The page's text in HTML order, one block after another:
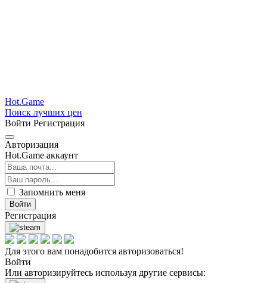
Hot.Game
Поиск лучших цен
Войти Регистрация
Авторизация
Hot.Game аккаунт
Запомнить меня
Войти
Регистрация
Для этого вам понадобится авторизоваться!
Войти
Или авторизируйтесь используя другие сервисы: